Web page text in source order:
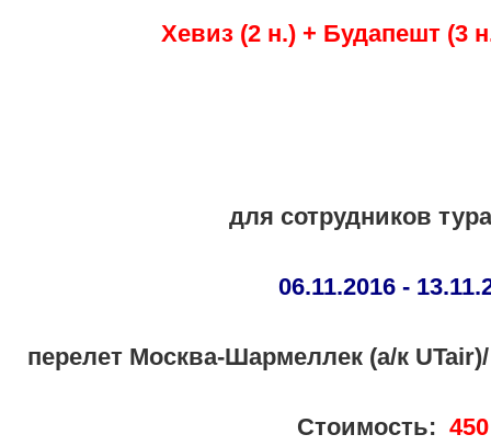
Хевиз (2 н.) + Будапешт (3
для сотрудников
06.11.2016 -
перелет Москва-Шармеллек (а/к
Стоимость: